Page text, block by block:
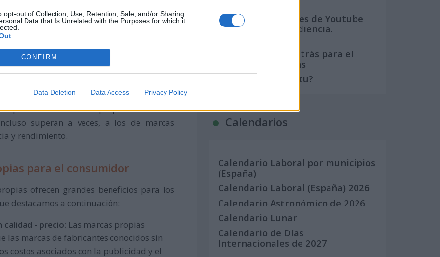
opt-out of Collection, Use, Retention, Sale, and/or Sharing
Data that Is Unrelated with the Purposes for which it
CONFIRM
Data Deletion Data Access Privacy Policy
a las marcas propias era que sus
embargo, en la actualidad, muchos
en investigación y desarrollo para
productos que compitan en calidad
productos de marcas propias en muchas
superan a veces, a los de marcas
y rendimiento.
para el consumidor
ofrecen grandes beneficios para los
destacamos a continuación:
calidad - precio: Las marcas propias
las marcas de fabricantes conocidos sin
costos asociados con la publicidad y el
Los mejores canales de Youtube
según nuestra audiencia.
Crea una cuenta atrás para el
evento que quieras
¿Qué día crearías tu?
Calendarios
Calendario Laboral por municipios
(España)
Calendario Laboral (España) 2026
Calendario Astronómico de 2026
Calendario Lunar
Calendario de Días
Internacionales de 2027